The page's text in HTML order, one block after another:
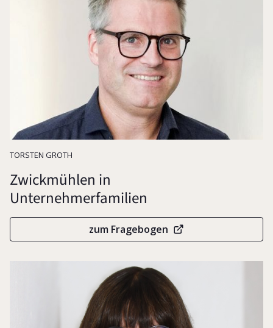
Familiendynamik
TORSTEN GROTH
Zwickmühlen in
Unternehmerfamilien
zum Fragebogen